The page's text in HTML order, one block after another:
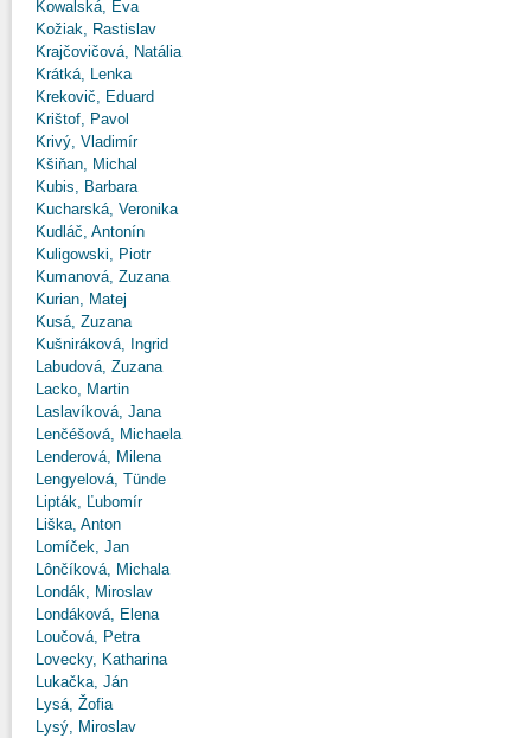
Kowalská, Eva
Kožiak, Rastislav
Krajčovičová, Natália
Krátká, Lenka
Krekovič, Eduard
Krištof, Pavol
Krivý, Vladimír
Kšiňan, Michal
Kubis, Barbara
Kucharská, Veronika
Kudláč, Antonín
Kuligowski, Piotr
Kumanová, Zuzana
Kurian, Matej
Kusá, Zuzana
Kušniráková, Ingrid
Labudová, Zuzana
Lacko, Martin
Laslavíková, Jana
Lenčéšová, Michaela
Lenderová, Milena
Lengyelová, Tünde
Lipták, Ľubomír
Liška, Anton
Lomíček, Jan
Lônčíková, Michala
Londák, Miroslav
Londáková, Elena
Loučová, Petra
Lovecky, Katharina
Lukačka, Ján
Lysá, Žofia
Lysý, Miroslav